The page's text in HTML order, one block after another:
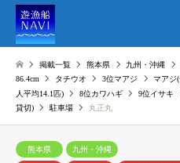
掲載一覧 熊本県 九州・沖縄
86.4cm
タチウオ 3位マアジ マアジ
人平均14.1匹)
8位カワハギ 9位イサキ
貸切)
駐車場 丸正丸
熊本県 九州・沖縄